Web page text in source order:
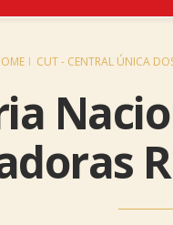
CUT - CENTRAL ÚNICA